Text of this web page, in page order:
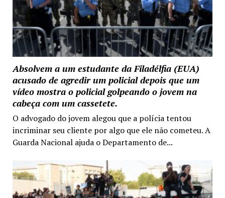
Absolvem a um estudante da Filadélfia (EUA)
acusado de agredir um policial depois que um
vídeo mostra o policial golpeando o jovem na
cabeça com um cassetete.
O advogado do jovem alegou que a polícia tentou
incriminar seu cliente por algo que ele não cometeu. A
Guarda Nacional ajuda o Departamento de...